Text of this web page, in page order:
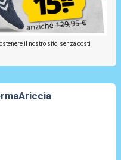
il nostro sito, senza costi